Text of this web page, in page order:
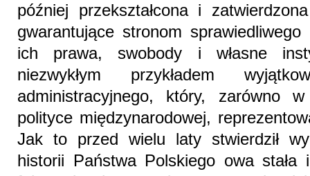
później przekształcona i
gwarantujące stronom
ich prawa, swobody i własne
niezwykłym przykładem
administracyjnego, który, zarówno
polityce międzynarodowej,
Jak to przed wielu laty stwierdził
historii Państwa Polskiego owa stała